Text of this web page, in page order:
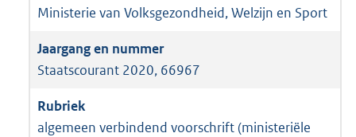
Ministerie van Volksgezondheid, Welzijn en Sport
Staatscourant 2020, 66967
algemeen verbindend voorschrift (ministeriële